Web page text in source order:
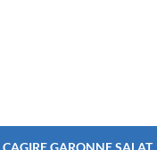
CAGIRE GARONNE SALAT